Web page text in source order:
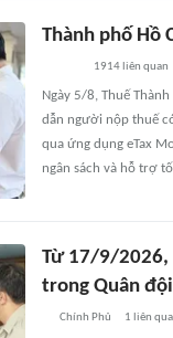
Thành phố Hồ
1914 liên quan
Ngày 5/8, Thuế
dẫn người nộp thuế
qua ứng dụng eTax
ngân sách và hỗ trợ
Từ 17/9/2026,
trong Quân đội
Chính Phủ 1 liên